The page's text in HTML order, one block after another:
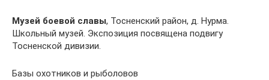
Музей боевой славы, Тосненский район, д. Нурма.
Школьный музей. Экспозиция посвящена подвигу
Тосненской дивизии.
Базы охотников и рыболовов